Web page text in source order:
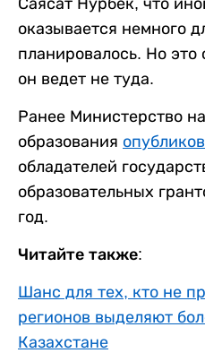
Саясат Нурбек, что
оказывается немного
планировалось. Но это
он ведет не туда.
Ранее Министерство
образования
обладателей
образовательных
год.
Читайте также:
Шанс для тех, кто не
регионов выделяют
Казахстане